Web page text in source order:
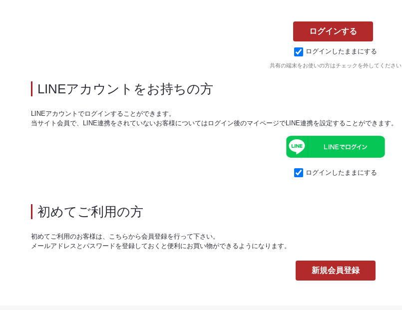
ログインしたままにする
共有の端末をお使いの方はチェックを外してください
LINEアカウントをお持ちの方
LINEアカウントでログインすることができます。
当サイト会員で、LINE連携をされていないお客様についてはログイン後のマイページでLINE連携を設定することができます。
ログインしたままにする
初めてご利用の方
初めてご利用のお客様は、こちらから会員登録を行って下さい。
メールアドレスとパスワードを登録しておくと便利にお買い物ができるようになります。